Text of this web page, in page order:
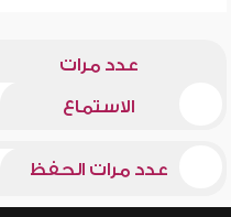
عدد مرات
الاستماع
عدد مرات الحفظ